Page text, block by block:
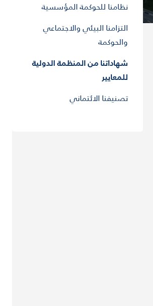
نظامنا للحوكمة المؤسسية
التزامنا البيئي والاجتماعي
والحوكمة
شهاداتنا من المنظمة الدولية
للمعايير
تصنيفنا الائتماني